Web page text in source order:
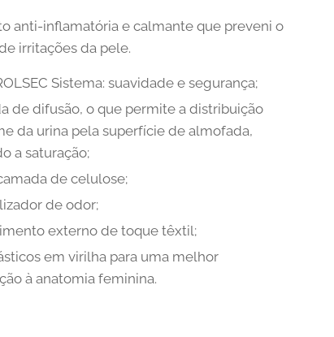
anti-inflamatória e calmante que preveni o
irritações da pele.
Sistema: suavidade e segurança;
de difusão, o que permite a distribuição
da urina pela superfície de almofada,
a saturação;
de celulose;
de odor;
externo de toque têxtil;
em virilha para uma melhor
à anatomia feminina.